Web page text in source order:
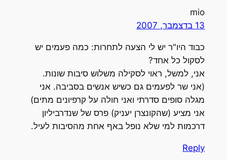
mio
13 בדצמבר, 2007
כבוד היו"ר יש לי הצעה לתחרות: כמה פעמים יש
לסקול כל אחד?
אני, למשל, ראוי לסקילה משלוש סיבות שונות.
(אני שר לפעמים גם כשיש אנשים בסביבה. אני
מגלה סופים סדרתי ואני חולה על קרפיונים מתים)
אני מציע (שהקונצרן יעניק) פרס של שנדרביליון
דרכמות למי שלא נופל באף אחת מהסיבות לעיל.
Reply